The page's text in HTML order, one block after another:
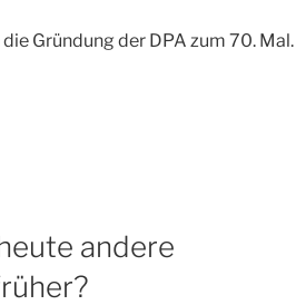
Gründung der DPA zum 70. Mal.
andere